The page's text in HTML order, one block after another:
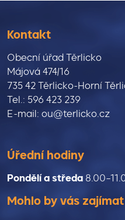
Kontakt
Obecní úřad Těrlicko
Májová 474/16
735 42 Těrlicko-Horní
Tel.: 596 423 239
E-mail: ou@terlicko.cz
Úřední hodiny
Pondělí a středa
Mohlo by vás zajímat